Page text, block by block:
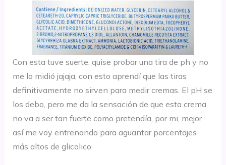
Con esta tuve suerte, quise probar una tira de ph y no
me lo midió jajaja, con esto aprendí que las tiras
definitivamente no sirven para medir cremas. El pH se
los debo, pero me da la sensación de que esta crema
no va a ser tan fuerte como pretendía, por mi, mejor
así me voy entrenando para aguantar porcentajes
más altos de glicolico.